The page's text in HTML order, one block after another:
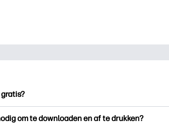
om te downloaden en af te drukken?